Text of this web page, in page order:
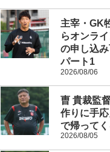
主宰・GK
らオンラ
の申し込
パート1
2026/08/06
曺 貴裁監
作りに手
で帰ってく
2026/08/05